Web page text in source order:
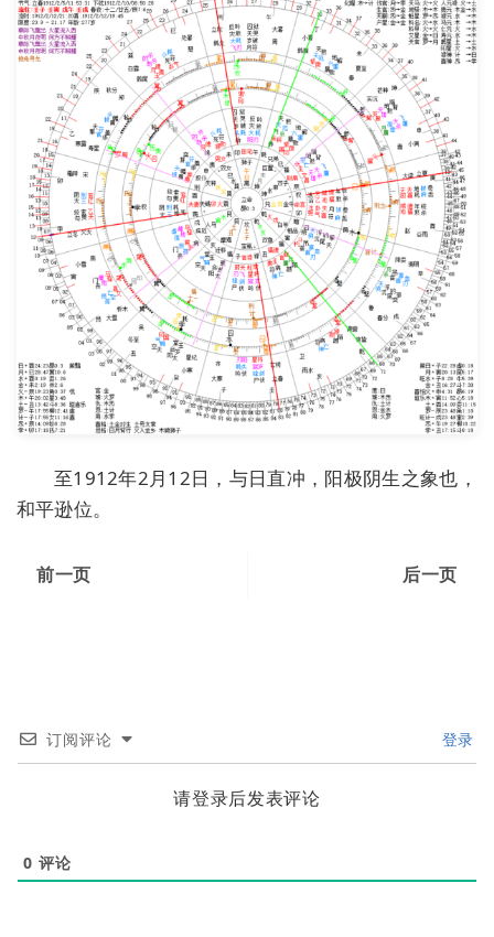
至1912年2月12日，与日直冲，阳极阴生之象也，
和平逊位。
前一页 后一页
订阅评论 登录
请登录后发表评论
0 评论